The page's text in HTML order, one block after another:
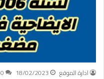
ادارة الموقع
18/02/2023
0